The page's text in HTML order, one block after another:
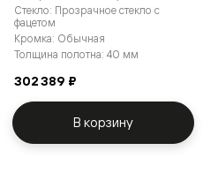
Стекло: Прозрачное стекло с
фацетом
Кромка: Обычная
Толщина полотна: 40 мм
302 389 ₽
В корзину